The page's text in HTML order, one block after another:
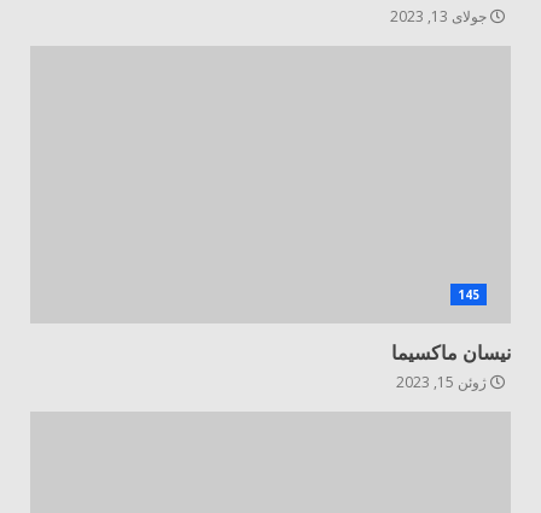
جولای 13, 2023
145
نیسان ماکسیما
ژوئن 15, 2023